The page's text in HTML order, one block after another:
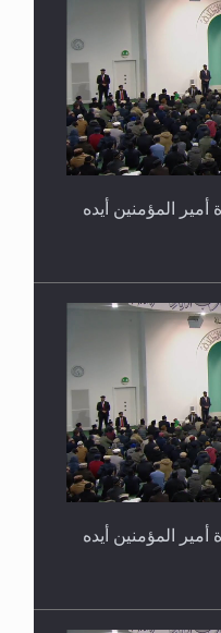
المؤمنين أيده
المؤمنين أيده